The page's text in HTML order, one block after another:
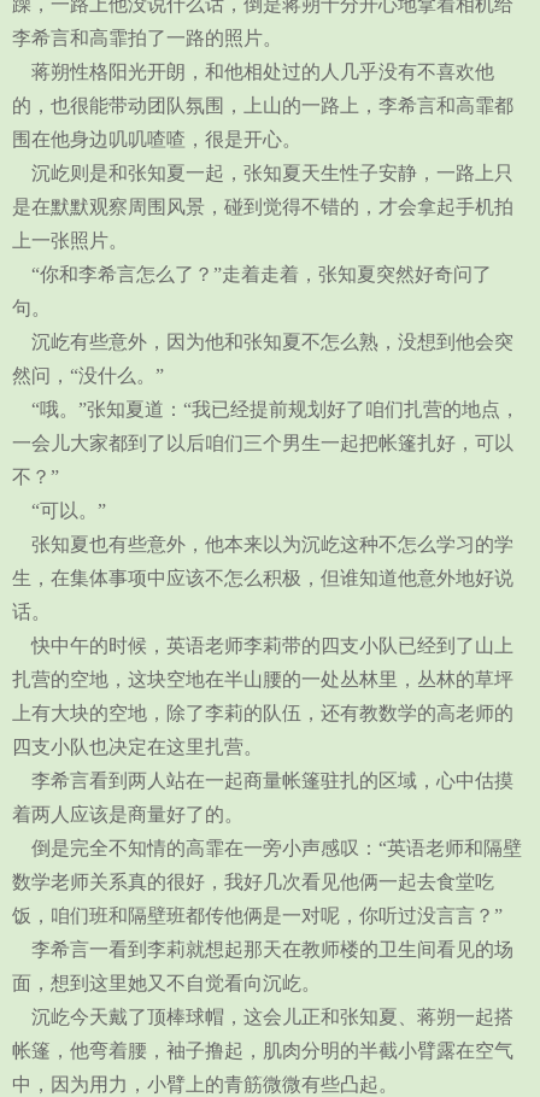
躁，一路上他没说什么话，倒是蒋朔十分开心地拿着相机给
李希言和高霏拍了一路的照片。
蒋朔性格阳光开朗，和他相处过的人几乎没有不喜欢他
的，也很能带动团队氛围，上山的一路上，李希言和高霏都
围在他身边叽叽喳喳，很是开心。
沉屹则是和张知夏一起，张知夏天生性子安静，一路上只
是在默默观察周围风景，碰到觉得不错的，才会拿起手机拍
上一张照片。
“你和李希言怎么了？”走着走着，张知夏突然好奇问了
句。
沉屹有些意外，因为他和张知夏不怎么熟，没想到他会突
然问，“没什么。”
“哦。”张知夏道：“我已经提前规划好了咱们扎营的地点，
一会儿大家都到了以后咱们三个男生一起把帐篷扎好，可以
不？”
“可以。”
张知夏也有些意外，他本来以为沉屹这种不怎么学习的学
生，在集体事项中应该不怎么积极，但谁知道他意外地好说
话。
快中午的时候，英语老师李莉带的四支小队已经到了山上
扎营的空地，这块空地在半山腰的一处丛林里，丛林的草坪
上有大块的空地，除了李莉的队伍，还有教数学的高老师的
四支小队也决定在这里扎营。
李希言看到两人站在一起商量帐篷驻扎的区域，心中估摸
着两人应该是商量好了的。
倒是完全不知情的高霏在一旁小声感叹：“英语老师和隔壁
数学老师关系真的很好，我好几次看见他俩一起去食堂吃
饭，咱们班和隔壁班都传他俩是一对呢，你听过没言言？”
李希言一看到李莉就想起那天在教师楼的卫生间看见的场
面，想到这里她又不自觉看向沉屹。
沉屹今天戴了顶棒球帽，这会儿正和张知夏、蒋朔一起搭
帐篷，他弯着腰，袖子撸起，肌肉分明的半截小臂露在空气
中，因为用力，小臂上的青筋微微有些凸起。